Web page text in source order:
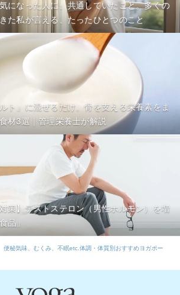
になった人に、共通していたこと。多くの
た私が言える、たったひとつのこと
ト」に混ぜるだけ。骨を支える栄養素をま
材3選｜管理栄養士が解説
対策】テストステロン（男性ホルモン）を増
品」
便秘気味、むくみ、不眠etc.体調・体質別おすすめヨガポー